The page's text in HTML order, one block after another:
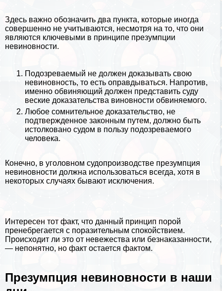
Здесь важно обозначить два пункта, которые иногда
совершенно не учитываются, несмотря на то, что они
являются ключевыми в принципе презумпции
невиновности.
Подозреваемый не должен доказывать свою
невиновность, то есть оправдываться. Напротив,
именно обвиняющий должен представить суду
веские доказательства виновности обвиняемого.
Любое сомнительное доказательство, не
подтвержденное законным путем, должно быть
истолковано судом в пользу подозреваемого
человека.
Конечно, в уголовном судопроизводстве презумпция
невиновности должна использоваться всегда, хотя в
некоторых случаях бывают исключения.
Интересен тот факт, что данный принцип порой
пренебрегается с поразительным спокойствием.
Происходит ли это от невежества или безнаказанности,
— непонятно, но факт остается фактом.
Презумпция невиновности в наши